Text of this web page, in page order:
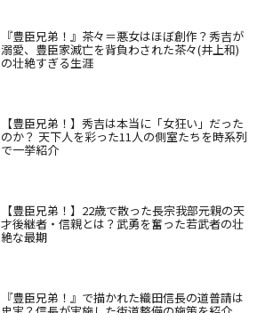
『豊臣兄弟！』茶々＝悪女はほぼ創作？秀吉が
溺愛、豊臣家滅亡を背負わされた茶々(井上和)
の壮絶すぎる生涯
【豊臣兄弟！】秀吉は本当に「女狂い」だった
のか？ 天下人を彩った11人の側室たちを時系列
で一挙紹介
【豊臣兄弟！】22歳で散った長宗我部元親の天
才後継者・信親とは？武勇を奮った若武者の壮
絶な最期
『豊臣兄弟！』で描かれた織田信長の道普請は